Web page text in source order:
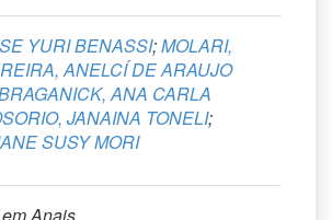
YURI BENASSI;MOLARI,
ANELCÍ DE ARAUJO
ANA CARLA
JANAINA TONELI;
SUSY MORI